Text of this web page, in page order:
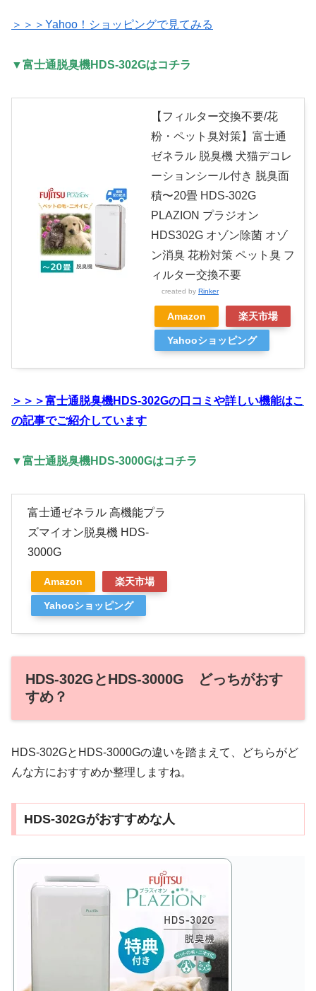
＞＞＞Yahoo！ショッピングで見てみる
▼富士通脱臭機HDS-302Gはコチラ
【フィルター交換不要/花
粉・ペット臭対策】富士通
ゼネラル 脱臭機 犬猫デコレ
ーションシール付き 脱臭面
積〜20畳 HDS-302G
PLAZION プラジオン
HDS302G オゾン除菌 オゾ
ン消臭 花粉対策 ペット臭 フ
ィルター交換不要
created by Rinker
Amazon 楽天市場
Yahooショッピング
＞＞＞富士通脱臭機HDS-302Gの口コミや詳しい機能はこ
の記事でご紹介しています
▼富士通脱臭機HDS-3000Gはコチラ
富士通ゼネラル 高機能プラ
ズマイオン脱臭機 HDS-
3000G
Amazon 楽天市場
Yahooショッピング
HDS-302GとHDS-3000G どっちがおす
すめ？
HDS-302GとHDS-3000Gの違いを踏まえて、どちらがど
んな方におすすめか整理しますね。
HDS-302Gがおすすめな人